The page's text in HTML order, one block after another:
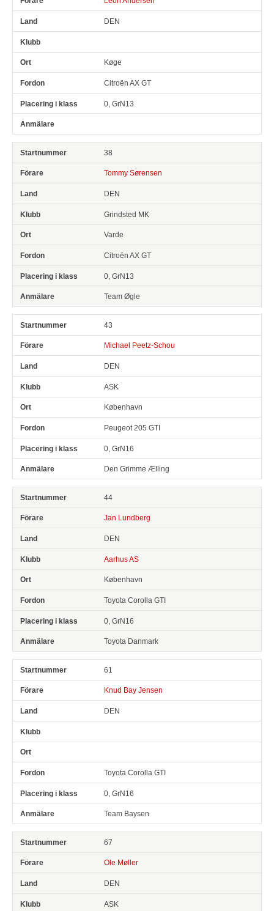
DEN
Køge
Citroën AX GT
0, GrN13
38
Tommy Sørensen
DEN
Grindsted MK
Varde
Citroën AX GT
0, GrN13
Team Øgle
43
Michael Peetz-Schou
DEN
ASK
København
Peugeot 205 GTI
0, GrN16
Den Grimme Ælling
44
Jan Lundberg
DEN
Aarhus AS
København
Toyota Corolla GTI
0, GrN16
Toyota Danmark
61
Knud Bay Jensen
DEN
Toyota Corolla GTI
0, GrN16
Team Baysen
67
Ole Møller
DEN
ASK